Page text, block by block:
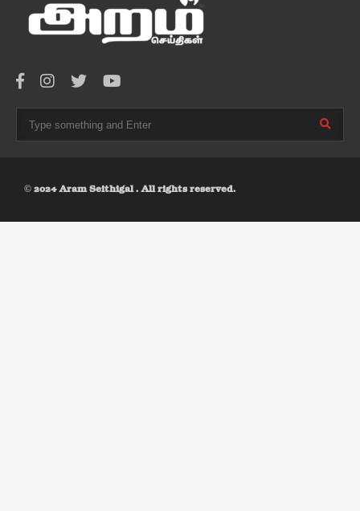
© 2024 Aram Seithigal . All rights reserved.